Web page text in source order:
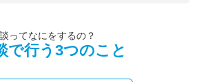
ってなにをするの？
で行う3つのこと